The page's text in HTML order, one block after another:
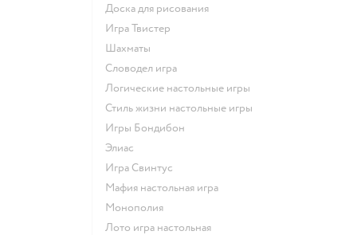
Доска для рисования
Игра Твистер
Шахматы
Словодел игра
Логические настольные игры
Стиль жизни настольные игры
Игры Бондибон
Элиас
Игра Свинтус
Мафия настольная игра
Монополия
Лото игра настольная